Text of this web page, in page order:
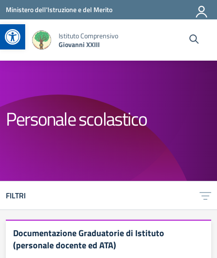
Apri la barra degli strumenti
Vai ai contenuti
Vai al menu di navigazione
Vai al footer
Ministero dell'Istruzione e del Merito
Istituto Comprensivo
Giovanni XXIII
Personale scolastico
FILTRI
Documentazione Graduatorie di Istituto
(personale docente ed ATA)